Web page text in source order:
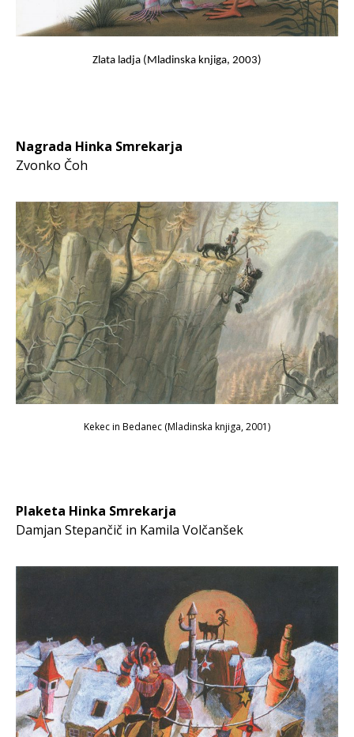
Zlata ladja (Mladinska knjiga, 2003)
Nagrada Hinka Smrekarja
Zvonko Čoh
Kekec in Bedanec (Mladinska knjiga, 2001)
Plaketa Hinka Smrekarja
Damjan Stepančič in Kamila Volčanšek